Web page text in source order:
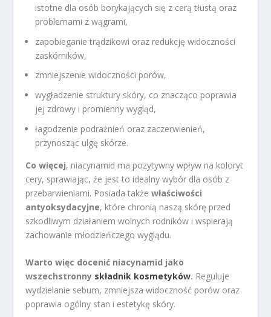
istotne dla osób borykających się z cerą tłustą oraz
problemami z wągrami,
zapobieganie trądzikowi oraz redukcję widoczności
zaskórników,
zmniejszenie widoczności porów,
wygładzenie struktury skóry, co znacząco poprawia
jej zdrowy i promienny wygląd,
łagodzenie podrażnień oraz zaczerwienień,
przynosząc ulgę skórze.
Co więcej, niacynamid ma pozytywny wpływ na koloryt
cery, sprawiając, że jest to idealny wybór dla osób z
przebarwieniami. Posiada takżewłaściwości
antyoksydacyjne, które chronią naszą skórę przed
szkodliwym działaniem wolnych rodników i wspierają
zachowanie młodzieńczego wyglądu.
Warto więc docenić niacynamid jako
wszechstronny składnik kosmetyków. Reguluje
wydzielanie sebum, zmniejsza widoczność porów oraz
poprawia ogólny stan i estetykę skóry.